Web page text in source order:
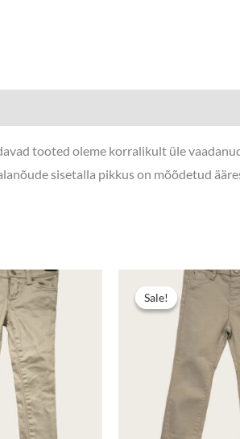
tooted oleme korralikult üle
sisetalla pikkus on mõõdetud
Sale!
Sale!